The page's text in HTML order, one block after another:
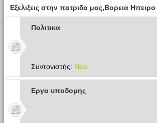
Εξελιξεις στην πατριδα μας,Βορεια Ηπειρο
Πολιτικα
Συντονιστής: Νέοι
Εργα υποδομης